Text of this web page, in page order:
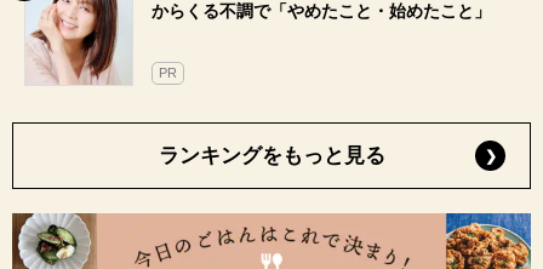
からくる不調で「やめたこと・始めたこと」
PR
ランキングをもっと見る